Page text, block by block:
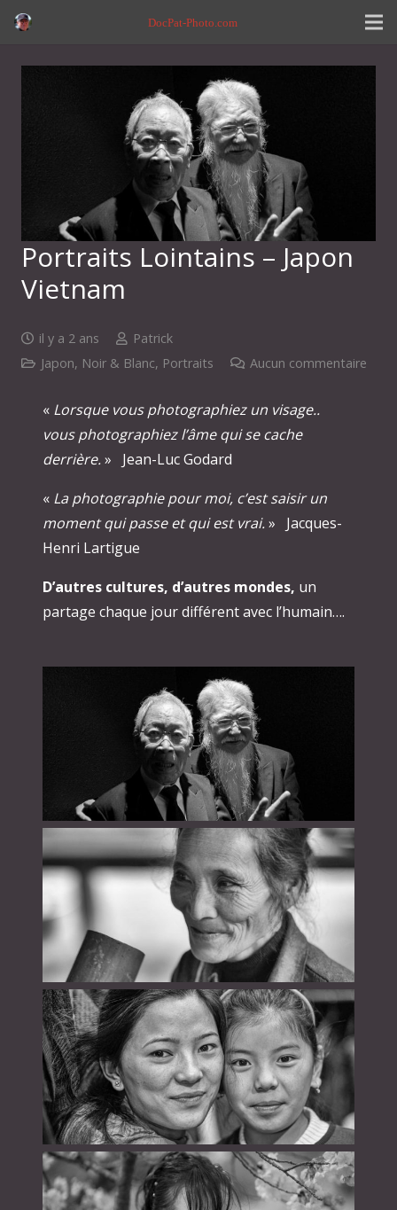
DocPat-Photo.com
Portraits Lointains – Japon
Vietnam
il y a 2 ans
Patrick
Japon, Noir & Blanc, Portraits Aucun commentaire
« Lorsque vous photographiez un visage..
vous photographiez l’âme qui se cache
derrière.» Jean-Luc Godard
« La photographie pour moi, c’est saisir un
moment qui passe et qui est vrai.» Jacques-
Henri Lartigue
D’autres cultures, d’autres mondes, un
partage chaque jour différent avec l’humain….